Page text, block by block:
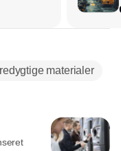
materialer